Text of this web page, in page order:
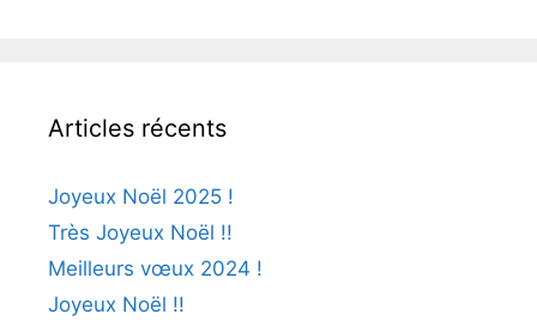
Articles récents
Joyeux Noël 2025 !
Très Joyeux Noël !!
Meilleurs vœux 2024 !
Joyeux Noël !!